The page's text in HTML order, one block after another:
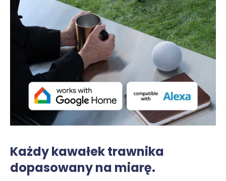
Każdy kawałek trawnika
dopasowany na miarę.